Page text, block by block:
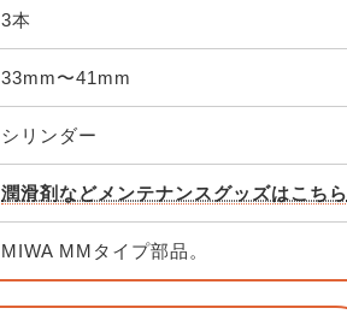
3本
33mm〜41mm
シリンダー
潤滑剤などメンテナンスグッズはこちら
MIWA MMタイプ部品。